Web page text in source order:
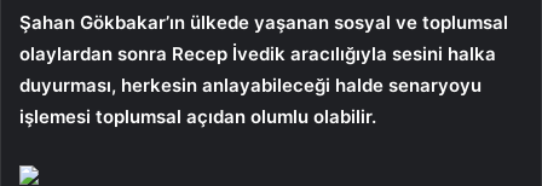
Şahan Gökbakar’ın ülkede yaşanan sosyal ve toplumsal
olaylardan sonra Recep İvedik aracılığıyla sesini halka
duyurması, herkesin anlayabileceği halde senaryoyu
işlemesi toplumsal açıdan olumlu olabilir.